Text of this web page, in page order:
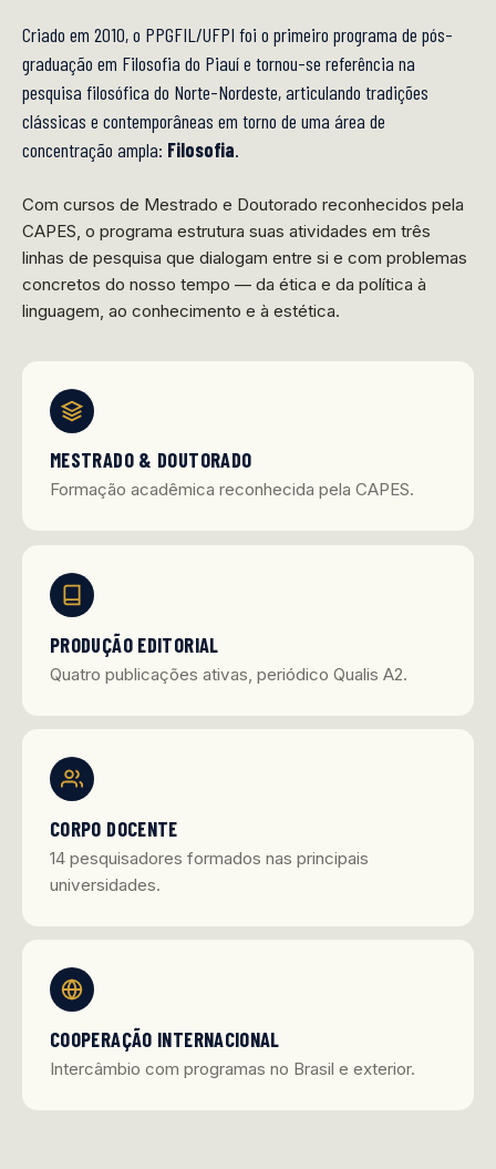
Criado em 2010, o PPGFIL/UFPI foi o primeiro programa de pós-
graduação em Filosofia do Piauí e tornou-se referência na
pesquisa filosófica do Norte-Nordeste, articulando tradições
clássicas e contemporâneas em torno de uma área de
concentração ampla: Filosofia.
Com cursos de Mestrado e Doutorado reconhecidos pela
CAPES, o programa estrutura suas atividades em três
linhas de pesquisa que dialogam entre si e com problemas
concretos do nosso tempo — da ética e da política à
linguagem, ao conhecimento e à estética.
MESTRADO & DOUTORADO
Formação acadêmica reconhecida pela CAPES.
PRODUÇÃO EDITORIAL
Quatro publicações ativas, periódico Qualis A2.
CORPO DOCENTE
14 pesquisadores formados nas principais
universidades.
COOPERAÇÃO INTERNACIONAL
Intercâmbio com programas no Brasil e exterior.